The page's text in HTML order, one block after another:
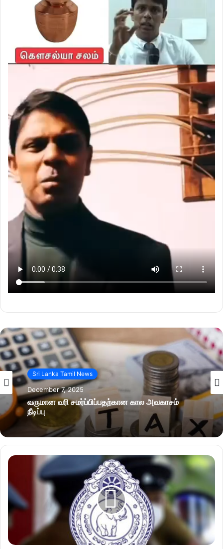
Sri Lanka Tamil News
December 7, 2025
வருமான வரி சமர்ப்பிப்பதற்கான கால அவகாசம்
நீடிப்பு